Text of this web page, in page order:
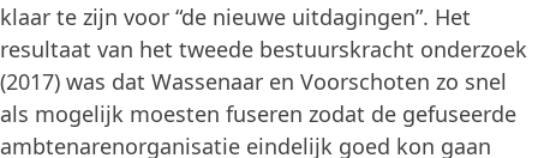
klaar te zijn voor “de nieuwe uitdagingen”. Het
resultaat van het tweede bestuurskracht onderzoek
(2017) was dat Wassenaar en Voorschoten zo snel
als mogelijk moesten fuseren zodat de gefuseerde
ambtenarenorganisatie eindelijk goed kon gaan